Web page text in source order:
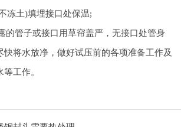
冻土)填埋接口处保温;
的管子或接口用草帘盖严，无接口处管身
快将水放净，做好试压前的各项准备工作及
工作。